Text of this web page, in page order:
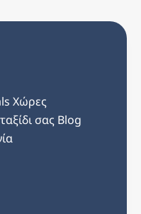
Χώρες
σας Blog